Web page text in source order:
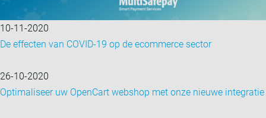
10-11-2020
De effecten van COVID-19 op de ecommerce sector
26-10-2020
Optimaliseer uw OpenCart webshop met onze nieuwe integratie